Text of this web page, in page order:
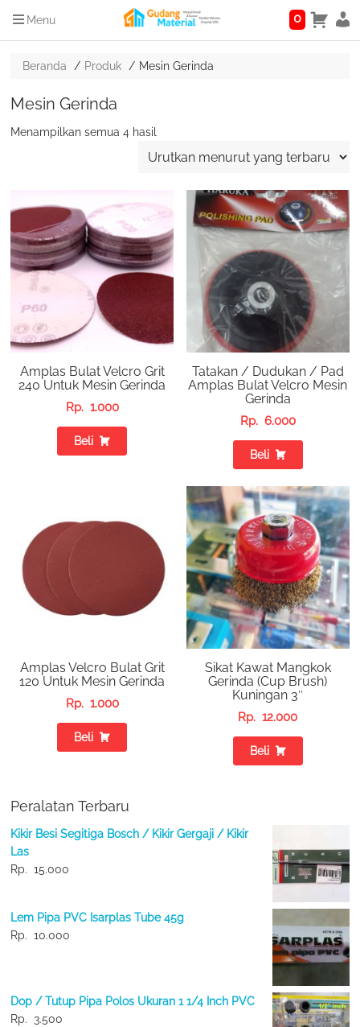
Menu 0
Beranda Produk Mesin Gerinda
Mesin Gerinda
Menampilkan semua 4 hasil
Amplas Bulat Velcro Grit
240 Untuk Mesin Gerinda
Rp. 1.000
Beli
Tatakan / Dudukan / Pad
Amplas Bulat Velcro Mesin
Gerinda
Rp. 6.000
Beli
Amplas Velcro Bulat Grit
120 Untuk Mesin Gerinda
Rp. 1.000
Beli
Sikat Kawat Mangkok
Gerinda (Cup Brush)
Kuningan 3″
Rp. 12.000
Beli
Peralatan Terbaru
Kikir Besi Segitiga Bosch / Kikir Gergaji / Kikir
Las
Rp. 15.000
Lem Pipa PVC Isarplas Tube 45g
Rp. 10.000
Dop / Tutup Pipa Polos Ukuran 1 1/4 Inch PVC
Rp.
3.500